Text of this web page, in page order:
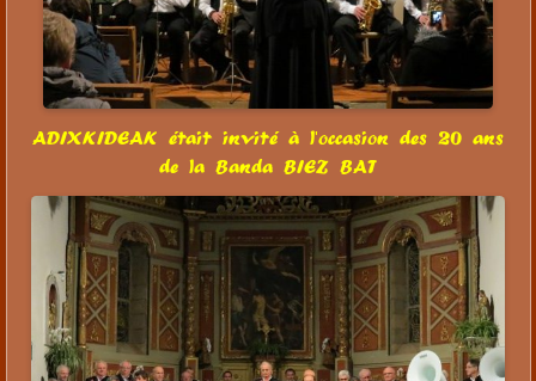
ADIXKIDEAK était invité à l'occasion des 20 ans
de la Banda BIEZ BAT